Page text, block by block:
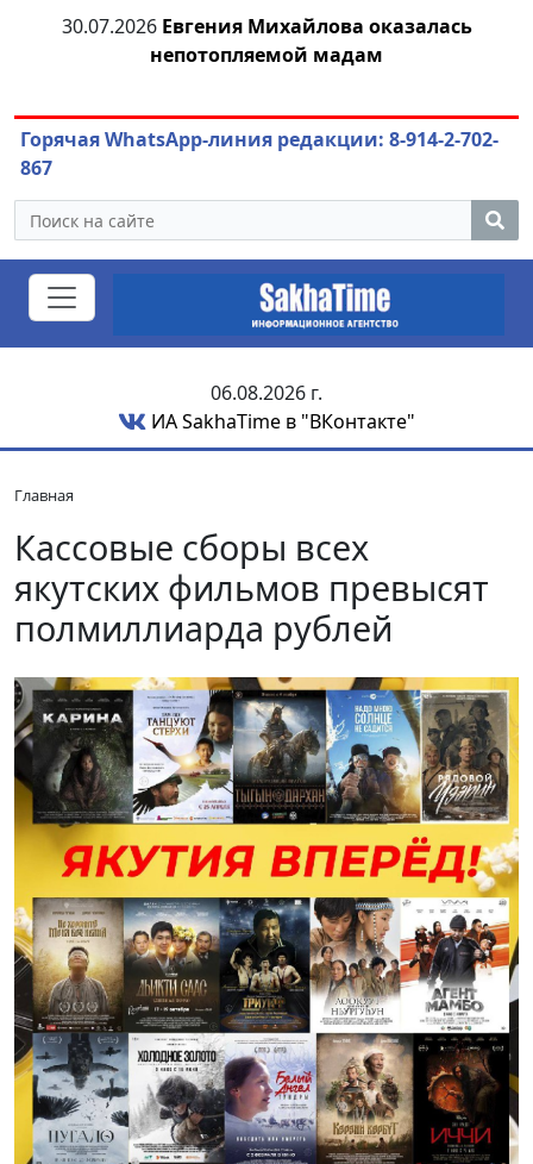
30.07.2026 Евгения Михайлова оказалась
непотопляемой мадам
Горячая WhatsApp-линия редакции: 8-914-2-702-
867
06.08.2026 г.
ИА SakhaTime в "ВКонтакте"
Главная
Кассовые сборы всех
якутских фильмов превысят
полмиллиарда рублей